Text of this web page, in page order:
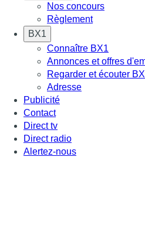
Nos concours
Règlement
BX1
Connaître BX1
Annonces et offres
Regarder et écouter
Adresse
Publicité
Contact
Direct tv
Direct radio
Alertez-nous